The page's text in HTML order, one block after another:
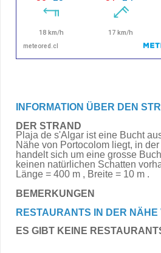
INFORMATION ÜBER DEN
DER STRAND
Plaja de s'Algar ist eine Bucht
Nähe von Portocolom liegt, in
handelt sich um eine grosse
keinen natürlichen Schatten
Länge = 400 m , Breite = 10 m .
BEMERKUNGEN
RESTAURANTS IN DER
ES GIBT KEINE